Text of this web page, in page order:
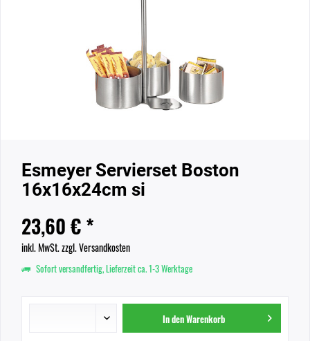
Esmeyer Servierset Boston
16x16x24cm si
23,60 € *
inkl. MwSt.zzgl. Versandkosten
Sofort versandfertig, Lieferzeit ca. 1-3 Werktage
In denWarenkorb